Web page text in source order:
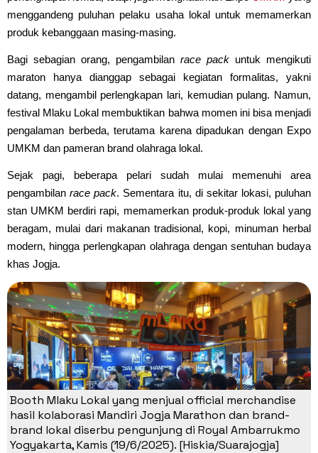
menggandeng puluhan pelaku usaha lokal untuk memamerkan
produk kebanggaan masing-masing.
Bagi sebagian orang, pengambilan race pack untuk mengikuti
maraton hanya dianggap sebagai kegiatan formalitas, yakni
datang, mengambil perlengkapan lari, kemudian pulang. Namun,
festival Mlaku Lokal membuktikan bahwa momen ini bisa menjadi
pengalaman berbeda, terutama karena dipadukan dengan Expo
UMKM dan pameran brand olahraga lokal.
Sejak pagi, beberapa pelari sudah mulai memenuhi area
pengambilanrace pack. Sementara itu, di sekitar lokasi, puluhan
stan UMKM berdiri rapi, memamerkan produk-produk lokal yang
beragam, mulai dari makanan tradisional, kopi, minuman herbal
modern, hingga perlengkapan olahraga dengan sentuhan budaya
khas Jogja.
Booth Mlaku Lokal yang menjual official merchandise
hasil kolaborasi Mandiri Jogja Marathon dan brand-
brand lokal diserbu pengunjung di Royal Ambarrukmo
Yogyakarta, Kamis (19/6/2025). [Hiskia/Suarajogja]